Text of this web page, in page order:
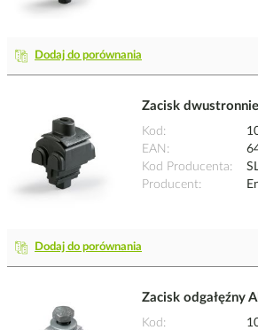
Dodaj do porównania
Zacisk
Kod
EAN
Kod Producenta
Producent
Dodaj do porównania
Zacisk odgałęźny
Kod